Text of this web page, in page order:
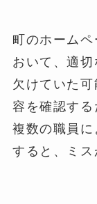
町のホーム
おいて、適
欠けていた
容を確認する
複数の職員に
すると、ミス